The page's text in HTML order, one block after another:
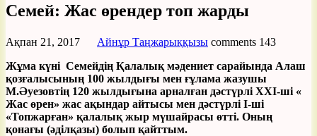
Семей: Жас өрендер топ жарды
Ақпан 21, 2017 Айнұр Таңжарыққызы comments 143
Жұма күні Семейдің Қалалық мәдениет сарайында Алаш
қозғалысының 100 жылдығы мен ғұлама жазушы
М.Әуезовтің 120 жылдығына арналған дәстүрлі ХХІ-ші «
Жас өрен» жас ақындар айтысы мен дәстүрлі І-ші
«Топжарған» қалалық жыр мүшайрасы өтті. Оның
қонағы (әділқазы) болып қайттым.